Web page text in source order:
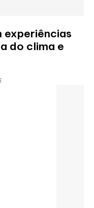
experiências
do clima e